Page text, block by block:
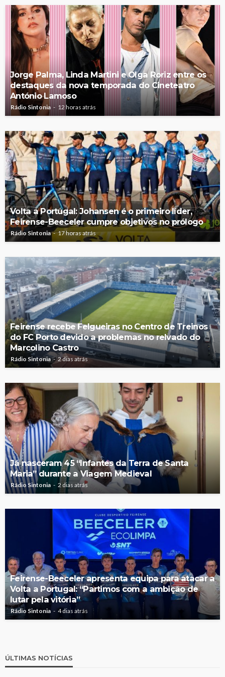
Jorge Palma, Linda Martini e Olga Roriz entre os
destaques da nova temporada do Cineteatro
António Lamoso
Rádio Sintonia 12 horas atrás
Volta a Portugal: Johansen é o primeiro líder,
Feirense-Beeceler cumpre objetivos no prólogo
Rádio Sintonia 17 horas atrás
Feirense recebe Felgueiras no Centro de Treinos
do FC Porto devido a problemas no relvado do
Marcolino Castro
Rádio Sintonia 2 dias atrás
Já nasceram 45 “Infantes da Terra de Santa
Maria” durante a Viagem Medieval
Rádio Sintonia 2 dias atrás
Feirense-Beeceler apresenta equipa para atacar a
Volta a Portugal: “Partimos com a ambição de
lutar pela vitória”
Rádio Sintonia 4 dias atrás
ÚLTIMAS NOTÍCIAS